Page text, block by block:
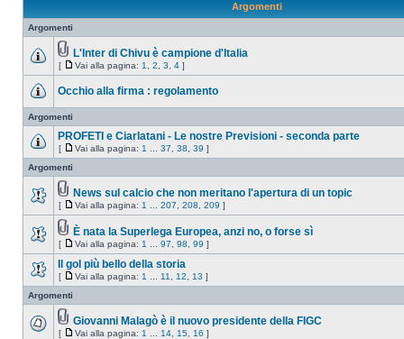
Argomenti
Argomenti
L'Inter di Chivu è campione d'Italia
[ Vai alla pagina: 1 2 3 4 ]
Occhio alla firma : regolamento
Argomenti
PROFETI e Ciarlatani - Le nostre Previsioni - seconda parte
[ Vai alla pagina: 1 37 38 39 ]
Argomenti
News sul calcio che non meritano l'apertura di un topic
[ Vai alla pagina: 1 207 208 209 ]
È nata la Superlega Europea, anzi no, o forse sì
[ Vai alla pagina: 1 97 98 99 ]
Il gol più bello della storia
[ Vai alla pagina: 1 11 12 13 ]
Argomenti
Giovanni Malagò è il nuovo presidente della FIGC
[ Vai alla pagina: 1 14 15 16 ]